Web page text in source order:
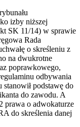
izby niższej
SK 11/14) w sprawie
Rada
o skreśleniu z
na dwukrotne
poprawkowego,
odbywania
podstawę do
do zawodu. A
prawa o adwokaturze
do skreślenia danej